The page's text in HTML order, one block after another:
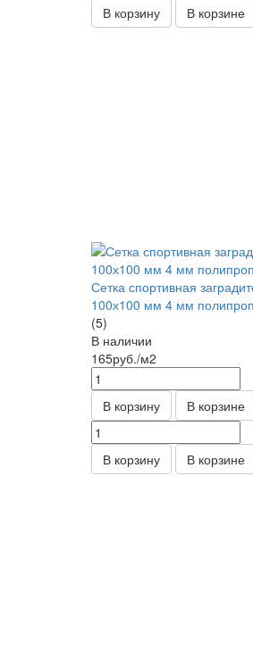
В корзину В корзине
Сетка спортивная
100х100 мм 4 мм
(5)
В наличии
165руб./м2
В корзину В корзине
В корзину В корзине